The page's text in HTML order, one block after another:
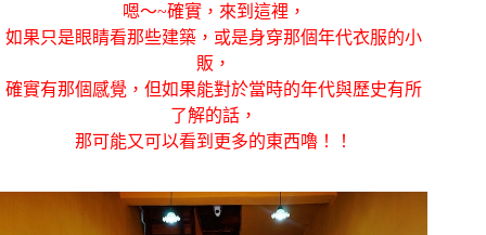
嗯～~確實，來到這裡，
如果只是眼睛看那些建築，或是身穿那個年代衣服的小
販，
確實有那個感覺，但如果能對於當時的年代與歷史有所
了解的話，
那可能又可以看到更多的東西嚕！！